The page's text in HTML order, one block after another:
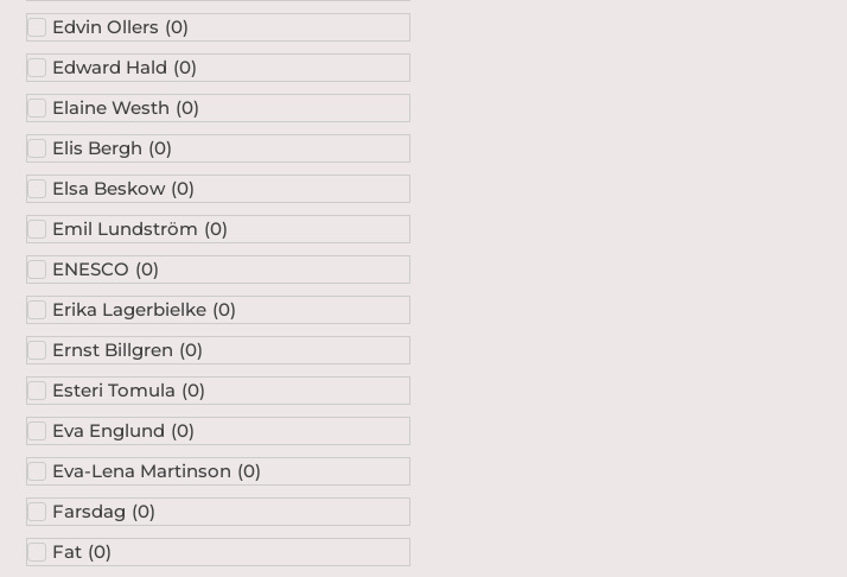
Edvin Ollers (0)
Edward Hald (0)
Elaine Westh (0)
Elis Bergh (0)
Elsa Beskow (0)
Emil Lundström (0)
ENESCO (0)
Erika Lagerbielke (0)
Ernst Billgren (0)
Esteri Tomula (0)
Eva Englund (0)
Eva-Lena Martinson (0)
Farsdag (0)
Fat (0)